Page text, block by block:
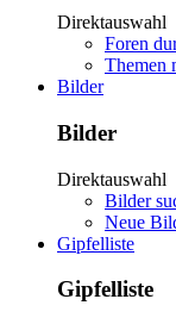
Direktauswahl
Foren
Themen
Bilder
Bilder
Direktauswahl
Bilder
Neue
Gipfelliste
Gipfelliste